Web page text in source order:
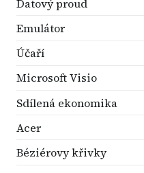
Datový proud
Emulátor
Účaří
Microsoft Visio
Sdílená ekonomika
Acer
Béziérovy křivky